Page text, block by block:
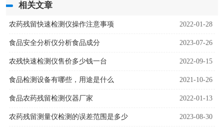
相关文章
农药残留快速检测仪操作注意事项 2022-01-28
食品安全分析仪分析食品成分 2023-07-26
农残快速检测仪售价多少钱一台 2022-09-15
食品检测设备有哪些，用途是什么 2021-10-26
食品农药残留检测仪器厂家 2022-01-13
农药残留测量仪检测的误差范围是多少 2023-08-30